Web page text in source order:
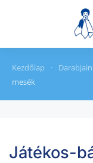
Skip to main
Kezdőlap
mesék
Játékos-